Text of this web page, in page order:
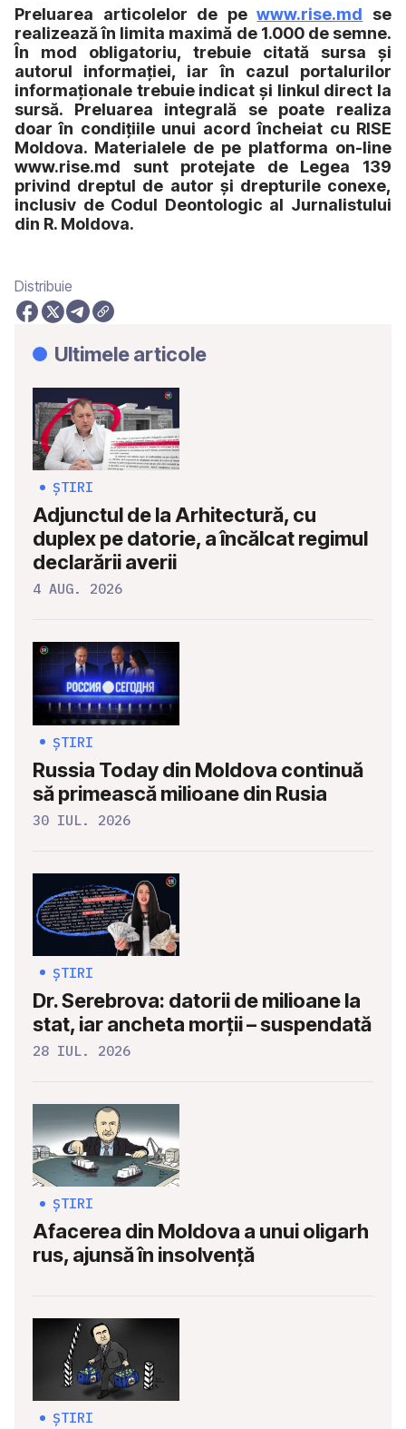
Preluarea articolelor de pewww.rise.md se
realizează în limita maximă de 1.000 de semne.
În mod obligatoriu, trebuie citată sursa și
autorul informației, iar în cazul portalurilor
informaționale trebuie indicat și linkul direct la
sursă. Preluarea integrală se poate realiza
doar în condițiile unui acord încheiat cu RISE
Moldova. Materialele de pe platforma on-line
www.rise.md sunt protejate de Legea 139
privind dreptul de autor și drepturile conexe,
inclusiv de Codul Deontologic al Jurnalistului
din R. Moldova.
Distribuie
Ultimele articole
ȘTIRI
Adjunctul de la Arhitectură, cu
duplex pe datorie, a încălcat regimul
declarării averii
4 AUG. 2026
ȘTIRI
Russia Today din Moldova continuă
să primească milioane din Rusia
30 IUL. 2026
ȘTIRI
Dr. Serebrova: datorii de milioane la
stat, iar ancheta morții – suspendată
28 IUL. 2026
ȘTIRI
Afacerea din Moldova a unui oligarh
rus, ajunsă în insolvență
ȘTIRI